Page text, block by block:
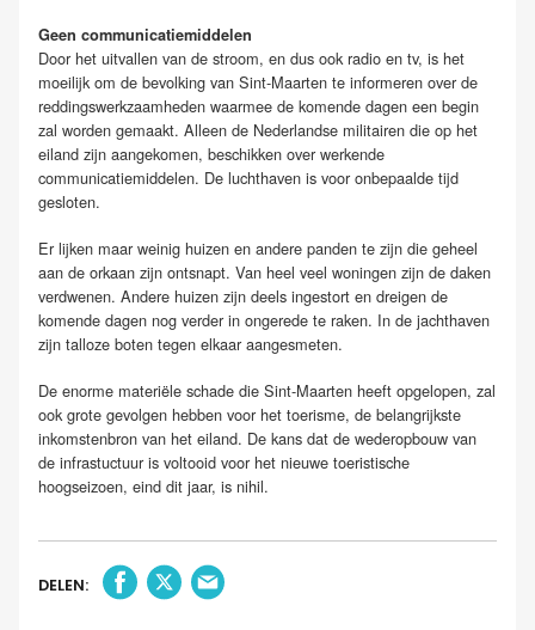
Geen communicatiemiddelen
Door het uitvallen van de stroom, en dus ook radio en tv, is het
moeilijk om de bevolking van Sint-Maarten te informeren over de
reddingswerkzaamheden waarmee de komende dagen een begin
zal worden gemaakt. Alleen de Nederlandse militairen die op het
eiland zijn aangekomen, beschikken over werkende
communicatiemiddelen. De luchthaven is voor onbepaalde tijd
gesloten.
Er lijken maar weinig huizen en andere panden te zijn die geheel
aan de orkaan zijn ontsnapt. Van heel veel woningen zijn de daken
verdwenen. Andere huizen zijn deels ingestort en dreigen de
komende dagen nog verder in ongerede te raken. In de jachthaven
zijn talloze boten tegen elkaar aangesmeten.
De enorme materiële schade die Sint-Maarten heeft opgelopen, zal
ook grote gevolgen hebben voor het toerisme, de belangrijkste
inkomstenbron van het eiland. De kans dat de wederopbouw van
de infrastuctuur is voltooid voor het nieuwe toeristische
hoogseizoen, eind dit jaar, is nihil.
DELEN: